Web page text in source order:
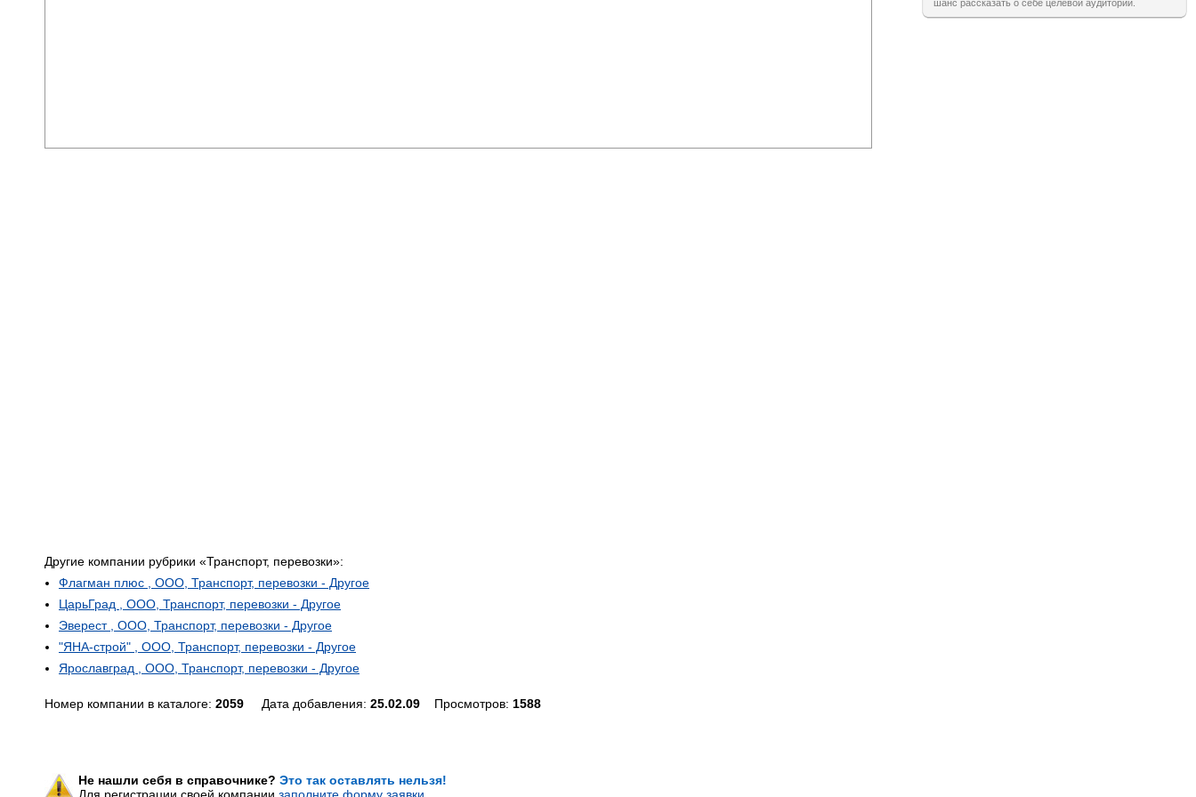
Другие компании рубрики «Транспорт, перевозки»:
Флагман плюс , ООО, Транспорт, перевозки - Другое
ЦарьГрад , ООО, Транспорт, перевозки - Другое
Эверест , ООО, Транспорт, перевозки - Другое
"ЯНА-строй" , ООО, Транспорт, перевозки - Другое
Ярославград , ООО, Транспорт, перевозки - Другое
Номер компании в каталоге: 2059 Дата добавления: 25.02.09 Просмотров: 1588
Не нашли себя в справочнике? Это так оставлять нельзя!
шанс рассказать о себе целевой аудитории.